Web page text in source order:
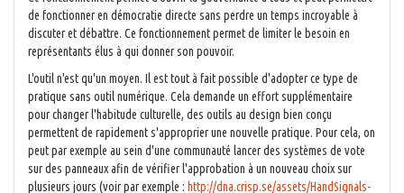
de fonctionner en démocratie directe sans perdre un temps incroyable à
discuter et débattre. Ce fonctionnement permet de limiter le besoin en
représentants élus à qui donner son pouvoir.
L'outil n'est qu'un moyen. Il est tout à fait possible d'adopter ce type de
pratique sans outil numérique. Cela demande un effort supplémentaire
pour changer l'habitude culturelle, des outils au design bien conçu
permettent de rapidement s'approprier une nouvelle pratique. Pour cela, on
peut par exemple au sein d'une communauté lancer des systèmes de vote
sur des panneaux afin de vérifier l'approbation à un nouveau choix sur
plusieurs jours (voir par exemple : http://dna.crisp.se/assets/HandSignals-